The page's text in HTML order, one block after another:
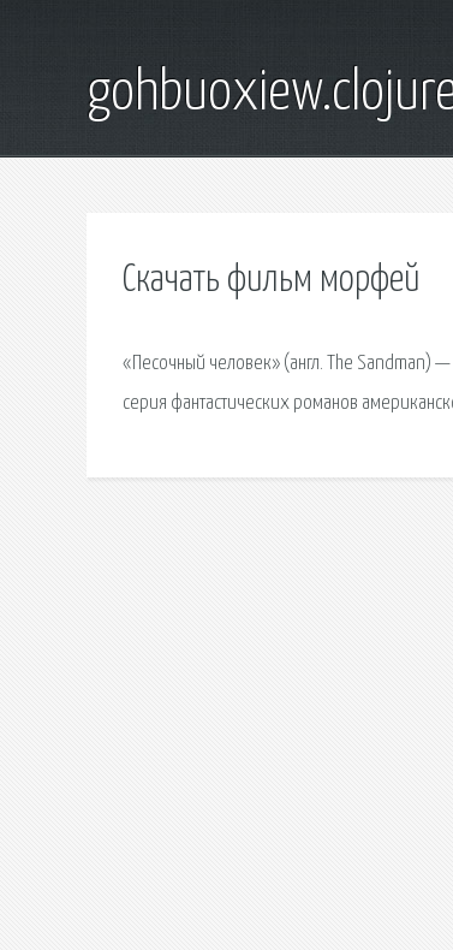
Скачать фильм морфей
«Песочный человек» (англ. The Sandman)
серия фантастических романов